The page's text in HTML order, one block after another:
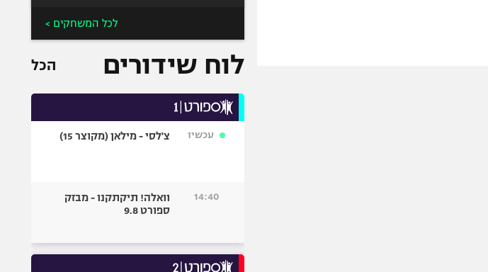
לכל המשחקים >
לוח שידורים הכל
עכשיו צ'לסי - מילאן (מקוצר 15)
14:40
וואלה! תיקתקנו - מבזק
ספורט 9.8